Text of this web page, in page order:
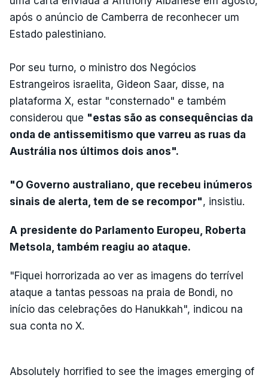
após o anúncio de Camberra de reconhecer um
Estado palestiniano.
Por seu turno, o ministro dos Negócios
Estrangeiros israelita, Gideon Saar, disse, na
plataforma X, estar "consternado" e também
considerou que "estas são as consequências da
onda de antissemitismo que varreu as ruas da
Austrália nos últimos dois anos".
"O Governo australiano, que recebeu inúmeros
sinais de alerta, tem de se recompor", insistiu.
A presidente do Parlamento Europeu, Roberta
Metsola, também reagiu ao ataque.
"Fiquei horrorizada ao ver as imagens do terrível
ataque a tantas pessoas na praia de Bondi, no
início das celebrações do Hanukkah", indicou na
sua conta no X.
Absolutely horrified to see the images emerging of